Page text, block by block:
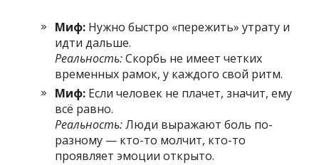
Миф: Нужно быстро «пережить» утрату и
идти дальше.
Реальность:Скорбь не имеет четких
временных рамок, у каждого свой ритм.
Миф: Если человек не плачет, значит, ему
всё равно.
Реальность:Люди выражают боль по-
разному — кто-то молчит, кто-то
проявляет эмоции открыто.